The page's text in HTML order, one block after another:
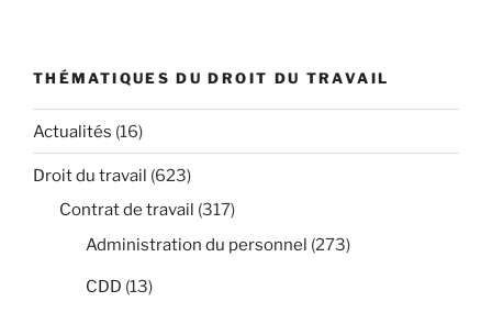
THÉMATIQUES DU DROIT DU TRAVAIL
Actualités (16)
Droit du travail (623)
Contrat de travail (317)
Administration du personnel (273)
CDD (13)